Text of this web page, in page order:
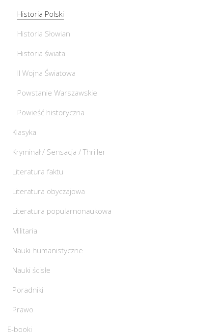
Historia Polski
Historia Słowian
Historia świata
II Wojna Światowa
Powstanie Warszawskie
Powieść historyczna
Klasyka
Kryminał / Sensacja / Thriller
Literatura faktu
Literatura obyczajowa
Literatura popularnonaukowa
Militaria
Nauki humanistyczne
Nauki ścisłe
Poradniki
Prawo
E-booki